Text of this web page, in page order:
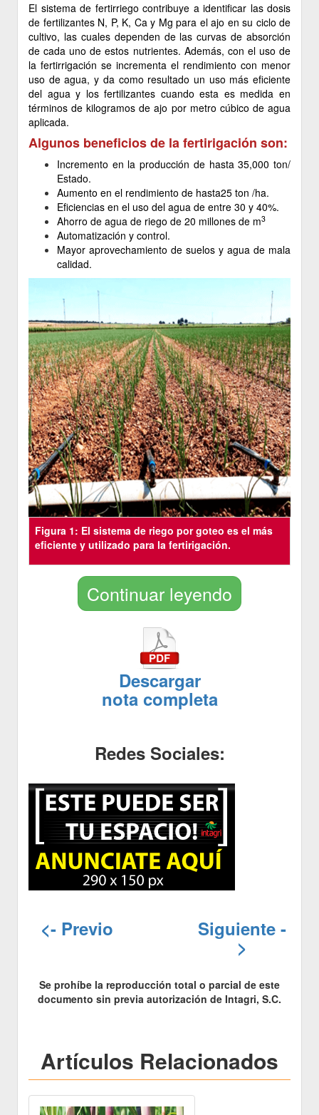
El sistema de fertirriego contribuye a identificar las dosis
de fertilizantes N, P, K, Ca y Mg para el ajo en su ciclo de
cultivo, las cuales dependen de las curvas de absorción
de cada uno de estos nutrientes. Además, con el uso de
la fertirrigación se incrementa el rendimiento con menor
uso de agua, y da como resultado un uso más eficiente
del agua y los fertilizantes cuando esta es medida en
términos de kilogramos de ajo por metro cúbico de agua
aplicada.
Algunos beneficios de la fertirigación son:
Incremento en la producción de hasta 35,000 ton/
Estado.
Aumento en el rendimiento de hasta25 ton /ha.
Eficiencias en el uso del agua de entre 30 y 40%.
Ahorro de agua de riego de 20 millones de m3
Automatización y control.
Mayor aprovechamiento de suelos y agua de mala
calidad.
Figura 1: El sistema de riego por goteo es el más
eficiente y utilizado para la fertirigación.
Continuar leyendo
Descargar
nota completa
Redes Sociales:
<- Previo Siguiente -
>
Se prohíbe la reproducción total o parcial de este
documento sin previa autorización de Intagri, S.C.
Artículos Relacionados